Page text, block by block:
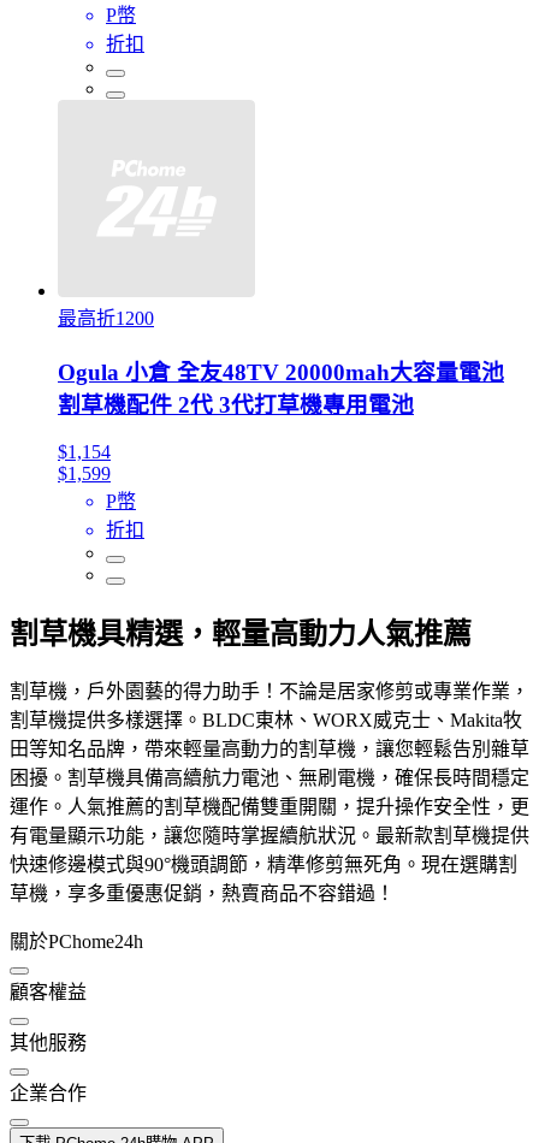
P幣
折扣
最高折1200
Ogula 小倉 全友48TV 20000mah大容量電池
割草機配件 2代 3代打草機專用電池
$1,154
$1,599
P幣
折扣
割草機具精選，輕量高動力人氣推薦
割草機，戶外園藝的得力助手！不論是居家修剪或專業作業，
割草機提供多樣選擇。BLDC東林、WORX威克士、Makita牧
田等知名品牌，帶來輕量高動力的割草機，讓您輕鬆告別雜草
困擾。割草機具備高續航力電池、無刷電機，確保長時間穩定
運作。人氣推薦的割草機配備雙重開關，提升操作安全性，更
有電量顯示功能，讓您隨時掌握續航狀況。最新款割草機提供
快速修邊模式與90°機頭調節，精準修剪無死角。現在選購割
草機，享多重優惠促銷，熱賣商品不容錯過！
關於PChome24h
顧客權益
其他服務
企業合作